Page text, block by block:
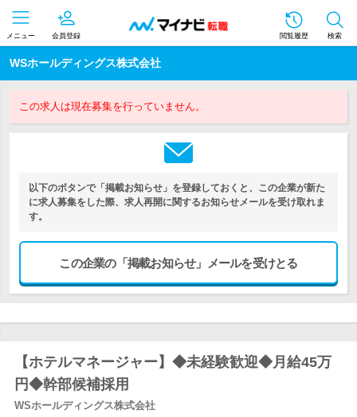
メニュー 会員登録 閲覧履歴 検索
WSホールディングス株式会社
この求人は現在募集を行っていません。
以下のボタンで「掲載お知らせ」を登録しておくと、この企業が新た
に求人募集をした際、求人再開に関するお知らせメールを受け取れま
す。
この企業の「掲載お知らせ」メールを受けとる
【ホテルマネージャー】◆未経験歓迎◆月給45万
円◆幹部候補採用
WSホールディングス株式会社